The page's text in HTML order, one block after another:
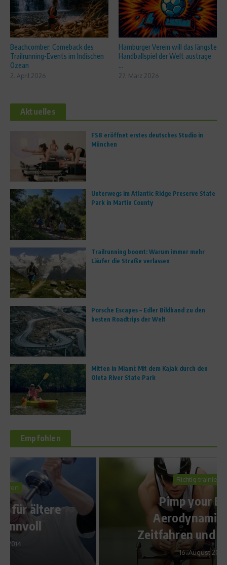
Beachcomber: Comeback des
Trailrunning-Events im Indischen
Ozean
2. April 2026
Hamburger Verein will das längste
Handballspiel der Welt austrage
...
27. März 2026
Aktuelles
FS8 eröffnet erstes deutsches Studio in
München
Unterwegs im Atlantic Ridge Preserve State
Park in Martin County
Trailrunning boomt: Warum immer mehr
Läufer die Straße verlassen
Porsche Escapes – Edler Bildband zu den
besten Roadtrips der Welt
Mitten in Miami: Mit dem Kajak durch den
Oleta River State Park
Empfohlen
Pimp your Bike –
Aerodynamik beim
Zeitfahren und Triathlon